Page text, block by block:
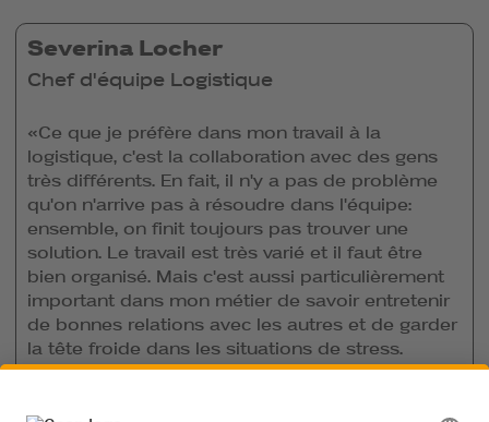
Chef d'équipe Logistique
Severina Locher
«Ce que je préfère dans mon travail à la
logistique, c'est la collaboration avec des gens
très différents. En fait, il n'y a pas de problème
qu'on n'arrive pas à résoudre dans l'équipe:
ensemble, on finit toujours pas trouver une
solution. Le travail est très varié et il faut être
bien organisé. Mais c'est aussi particulièrement
important dans mon métier de savoir entretenir
de bonnes relations avec les autres et de garder
la tête froide dans les situations de stress.
J'apprécie aussi chez Coop les bonnes